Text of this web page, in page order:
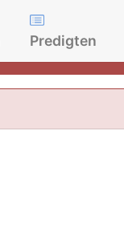
Predigten